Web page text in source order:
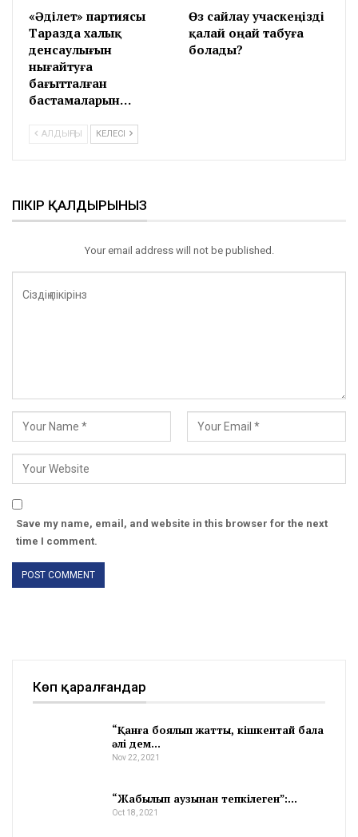
«Әділет» партиясы
Таразда халық
денсаулығын
нығайтуға
бағытталған
бастамаларын…
Өз сайлау учаскеңізді
қалай оңай табуға
болады?
АЛДЫҢҒЫ КЕЛЕСІ
ПІКІР ҚАЛДЫРЫНЫЗ
Your email address will not be published.
Save my name, email, and website in this browser for the next
time I comment.
Көп қаралғандар
“Қанға боялып жатты, кішкентай бала
әлі дем…
Nov 22, 2021
“Жабылып аузынан тепкілеген”:…
Oct 18, 2021